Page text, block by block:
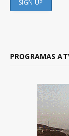
PROGRAMAS